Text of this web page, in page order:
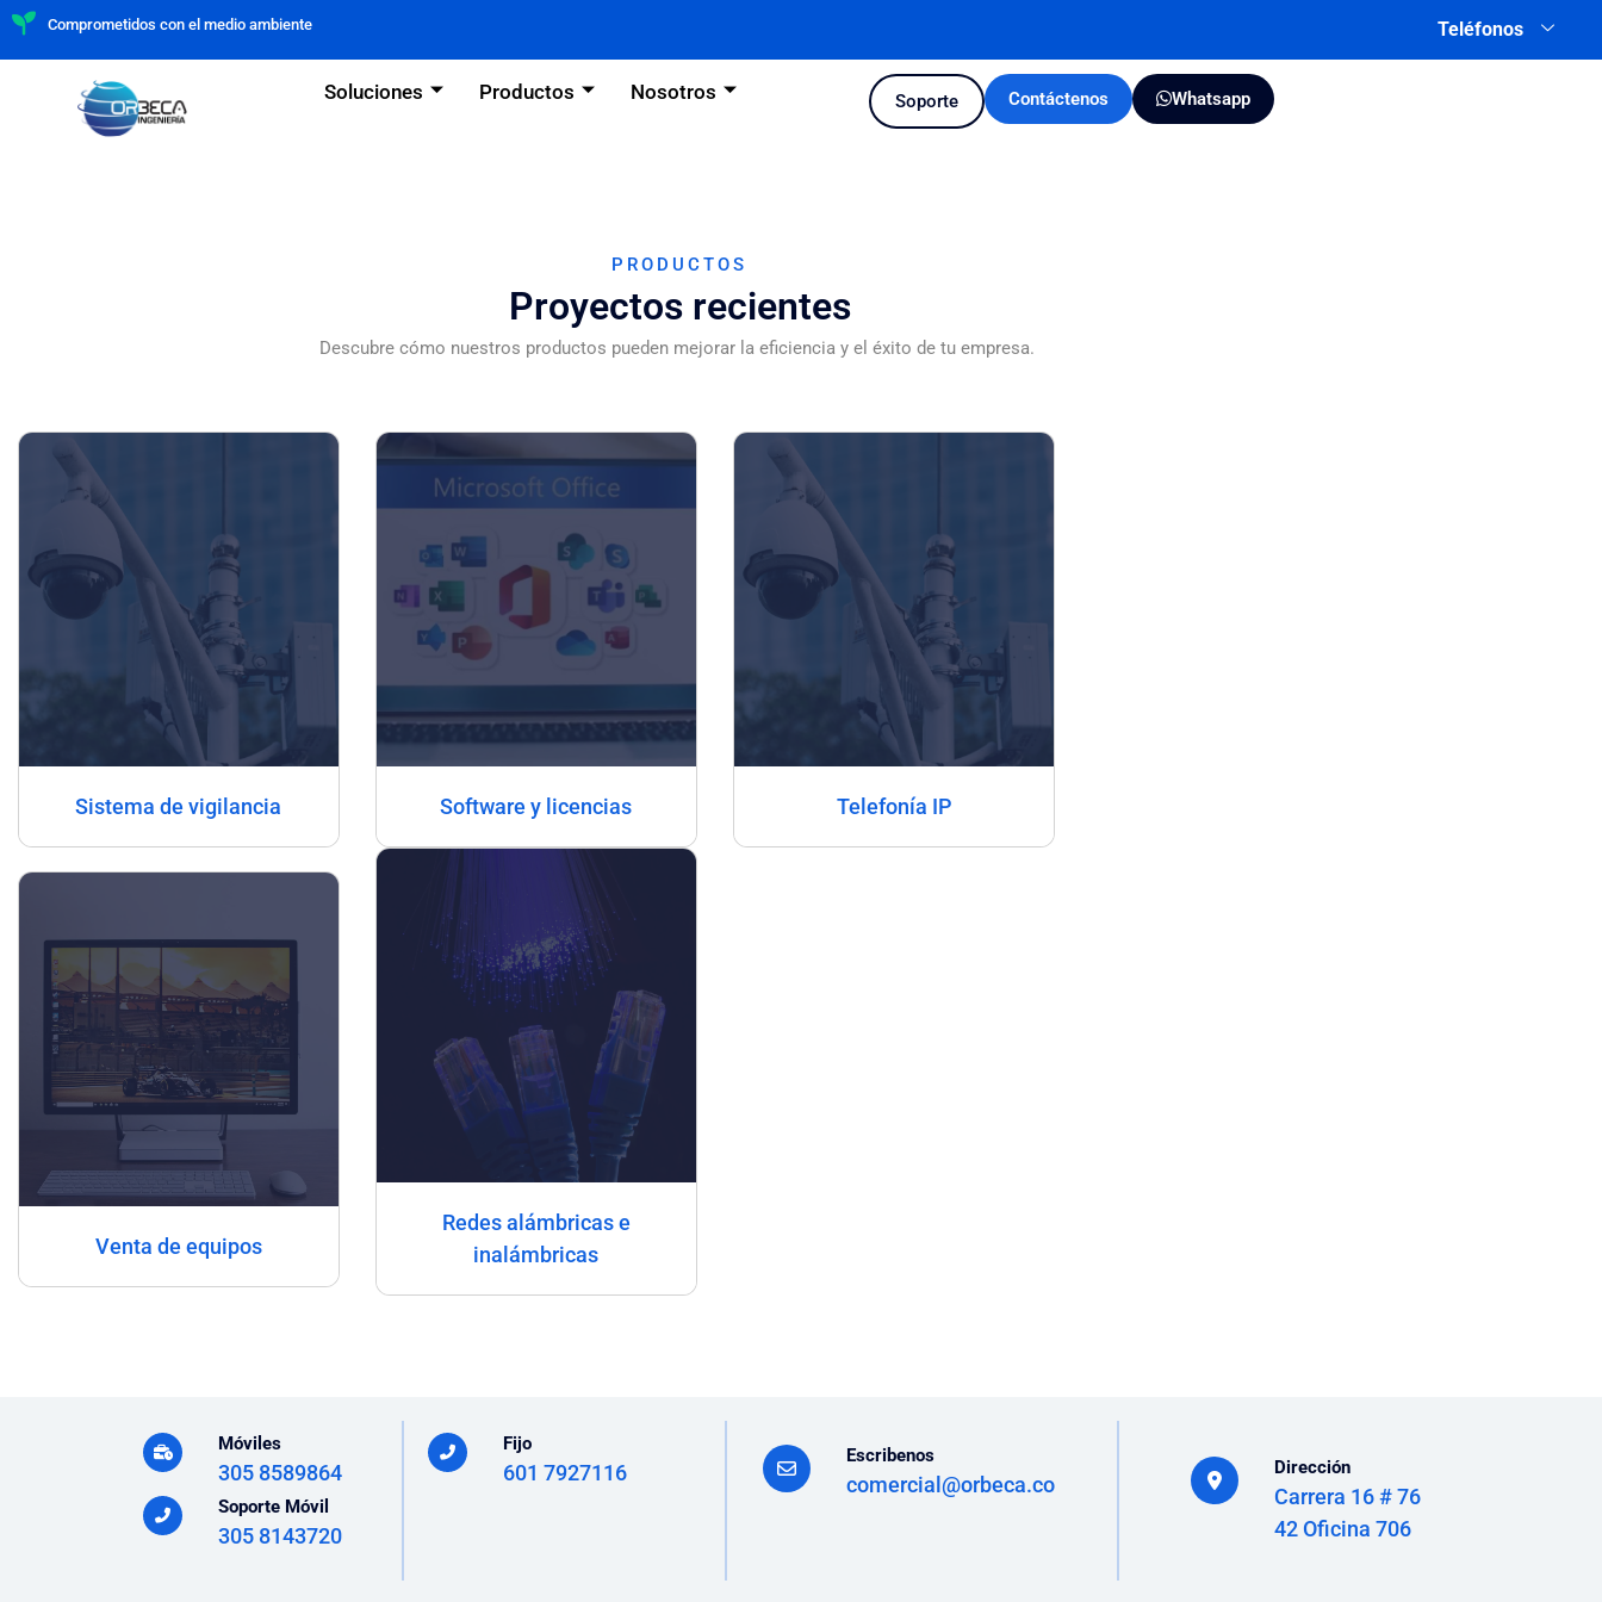
Comprometidos con el medio ambiente Teléfonos
Soluciones Productos Nosotros Soporte Contáctenos Whatsapp
PRODUCTOS
Proyectos recientes
Descubre cómo nuestros productos pueden mejorar la eficiencia y el éxito de tu empresa.
Sistema de vigilancia
Venta de equipos
Software y licencias
Redes alámbricas e
inalámbricas
Telefonía IP
Móviles
305 8589864
Soporte Móvil
305 8143720
Fijo
601 7927116
Escribenos
comercial@orbeca.co
Dirección
Carrera 16 # 76
42 Oficina 706